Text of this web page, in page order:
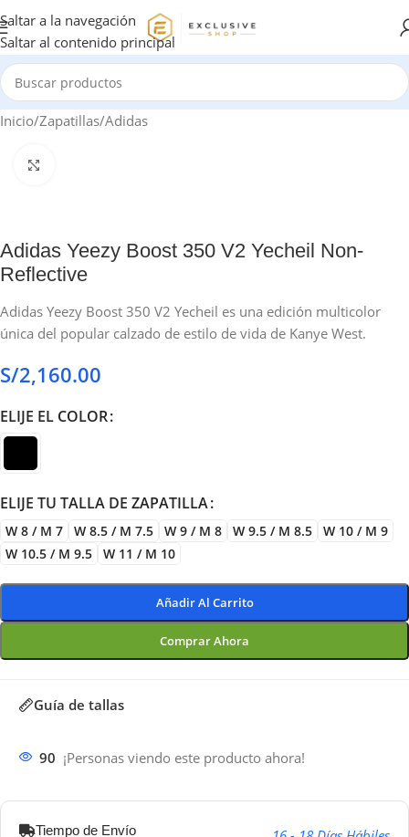
Saltar a la navegación
Saltar al contenido principal
Inicio/Zapatillas/Adidas
Adidas Yeezy Boost 350 V2 Yecheil Non-
Reflective
Adidas Yeezy Boost 350 V2 Yecheil es una edición multicolor
única del popular calzado de estilo de vida de Kanye West.
S/2,160.00
ELIJE EL COLOR
ELIJE TU TALLA DE ZAPATILLA
W 8 / M 7 W 8.5 / M 7.5 W 9 / M 8 W 9.5 / M 8.5
W 10 / M 9
W 10.5 / M 9.5
W 11 / M 10
Añadir Al Carrito
Comprar Ahora
Guía de tallas
90 ¡Personas viendo este producto ahora!
Tiempo de Envío